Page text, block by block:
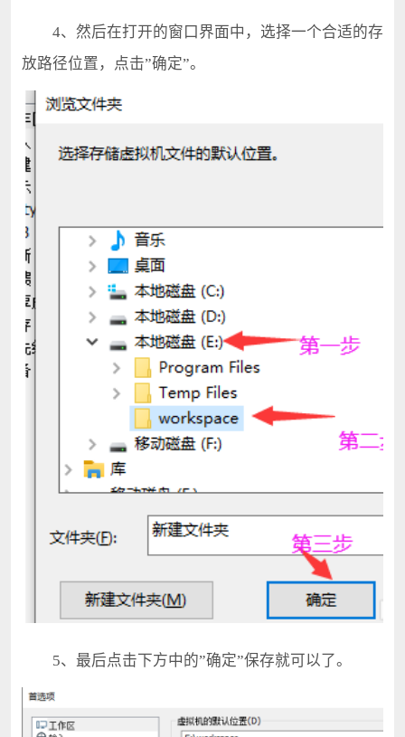
4、然后在打开的窗口界面中，选择一个合适的存
放路径位置，点击”确定”。
5、最后点击下方中的”确定”保存就可以了。